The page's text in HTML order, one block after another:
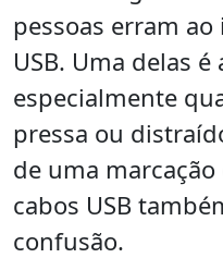
pessoas erram
USB. Uma delas
especialmente
pressa ou
de uma
cabos USB
confusão.